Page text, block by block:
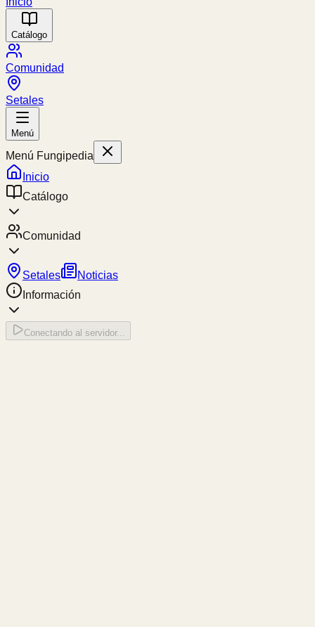
Catálogo
Comunidad
Setales
Menú
Menú Fungipedia
Inicio
Catálogo
Comunidad
Setales
Noticias
Información
Conectando al servidor...